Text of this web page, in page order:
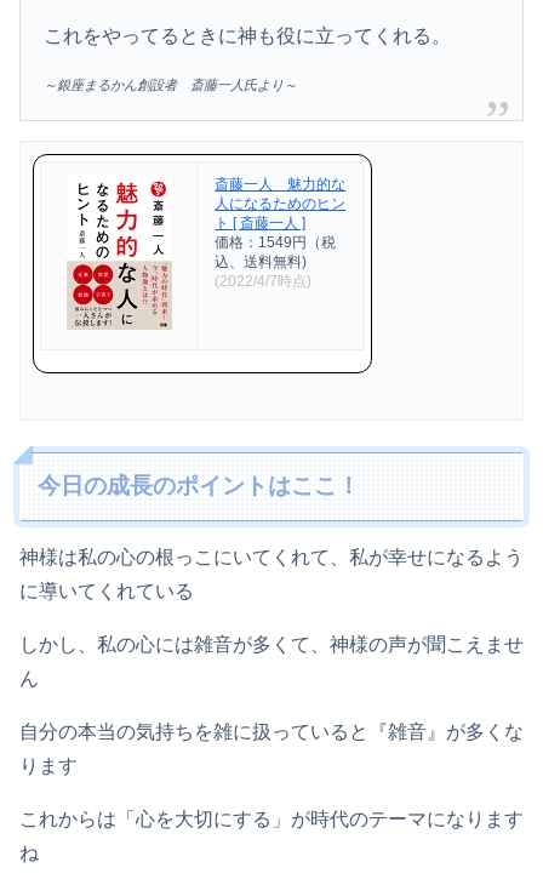
これをやってるときに神も役に立ってくれる。
～銀座まるかん創設者 斎藤一人氏より～
斎藤一人 魅力的な
人になるためのヒン
ト [ 斎藤一人 ]
価格：1549円（税
込、送料無料)
(2022/4/7時点)
今日の成長のポイントはここ！
神様は私の心の根っこにいてくれて、私が幸せになるよう
に導いてくれている
しかし、私の心には雑音が多くて、神様の声が聞こえませ
ん
自分の本当の気持ちを雑に扱っていると『雑音』が多くな
ります
これからは「心を大切にする」が時代のテーマになります
ね